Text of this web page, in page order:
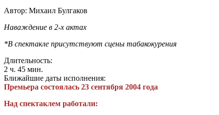
Автор: Михаил Булгаков
Наваждение в 2-х актах
*В спектакле присутствуют сцены табакокурения
Длительность:
2 ч. 45 мин.
Ближайшие даты исполнения:
Премьера состоялась 23 сентября 2004 года
Над спектаклем работали: